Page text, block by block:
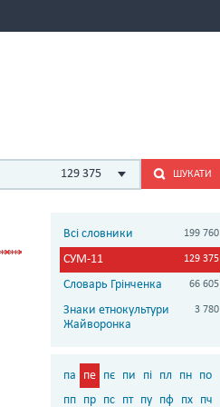
129 375 ШУКАТИ
Всі словники 199 760
СУМ-11 129 375
Словарь Грінченка 66 605
Знаки етнокультури
Жайворонка
3 780
па пе пє пи пі пл пн по
пп пр пс пт пу пф пх пч